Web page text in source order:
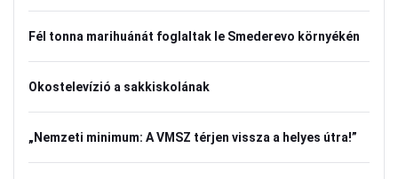
Fél tonna marihuánát foglaltak le Smederevo környékén
Okostelevízió a sakkiskolának
„Nemzeti minimum: A VMSZ térjen vissza a helyes útra!”